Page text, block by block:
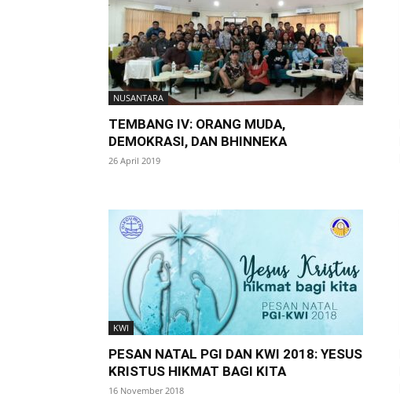
NUSANTARA
TEMBANG IV: ORANG MUDA,
DEMOKRASI, DAN BHINNEKA
26 April 2019
KWI
PESAN NATAL PGI DAN KWI 2018: YESUS
KRISTUS HIKMAT BAGI KITA
16 November 2018